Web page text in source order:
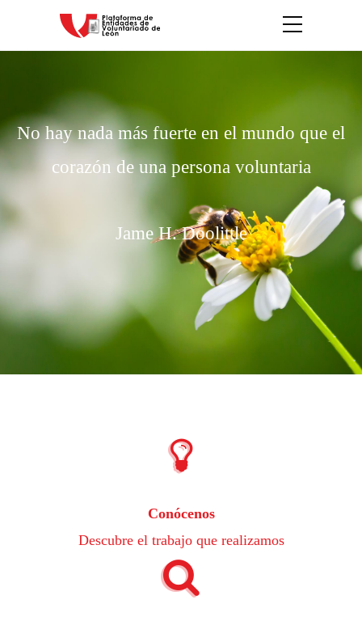
No hay nada más fuerte en el mundo que el
corazón de una persona voluntaria
Jame H. Doolittle
Conócenos
Descubre el trabajo que realizamos